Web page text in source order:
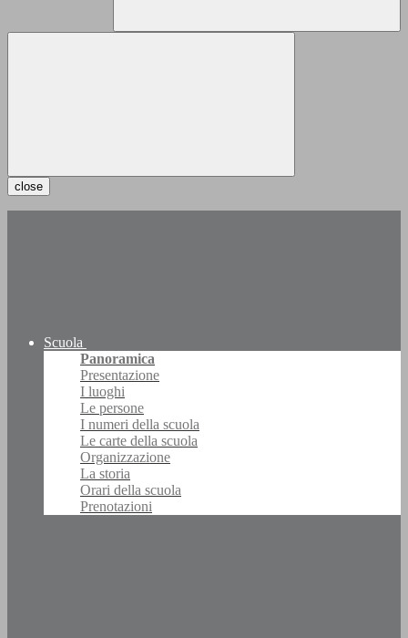
close
Scuola
Panoramica
Presentazione
I luoghi
Le persone
I numeri della scuola
Le carte della scuola
Organizzazione
La storia
Orari della scuola
Prenotazioni